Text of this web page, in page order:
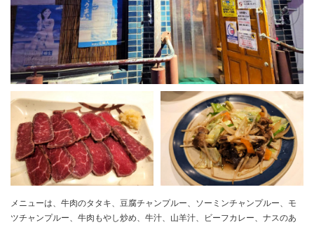
メニューは、牛肉のタタキ、豆腐チャンプルー、ソーミンチャンプルー、モ
ツチャンプルー、牛肉もやし炒め、牛汁、山羊汁、ビーフカレー、ナスのあ